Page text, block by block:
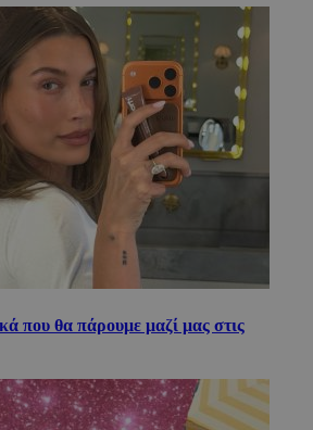
που θα πάρουμε μαζί μας στις